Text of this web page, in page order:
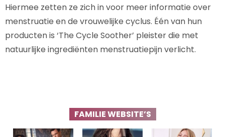
Hiermee zetten ze zich in voor meer informatie over
menstruatie en de vrouwelijke cyclus. Één van hun
producten is ‘The Cycle Soother’ pleister die met
natuurlijke ingrediënten menstruatiepijn verlicht.
FAMILIE WEBSITE’S